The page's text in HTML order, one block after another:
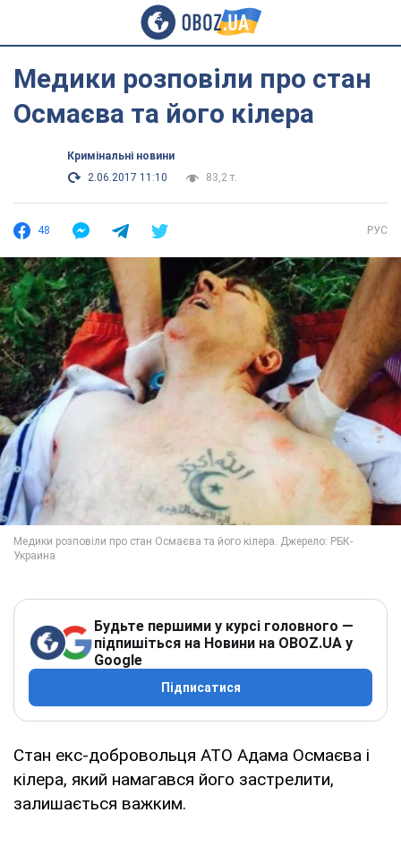
Медики розповіли про стан
Осмаєва та його кілера
Кримінальні новини
2.06.2017 11:10
83,2 т.
48 РУС
Будьте першими у курсі головного —
підпишіться на Новини на OBOZ.UA у
Google
Підписатися
Стан екс-добровольця АТО Адама Осмаєва і
кілера, який намагався його застрелити,
залишається важким.